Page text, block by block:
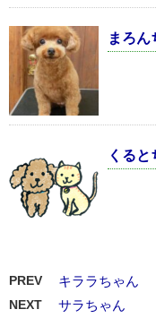
まろん
くると
PREV キララちゃん
NEXT サラちゃん